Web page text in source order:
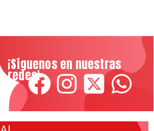
¡Síguenos en nuestras
redes!